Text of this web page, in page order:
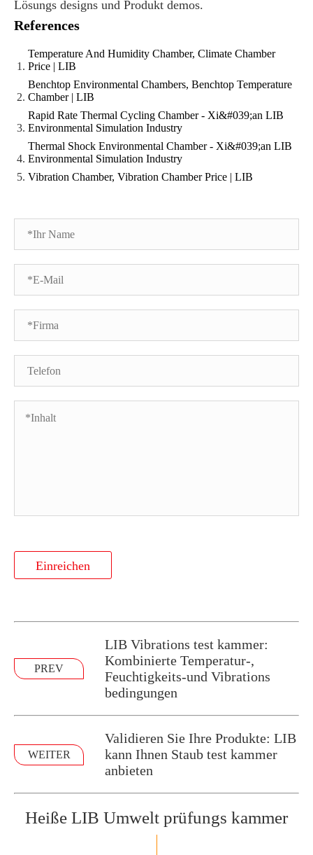
Lösungs designs und Produkt demos.
References
Temperature And Humidity Chamber, Climate Chamber
Price | LIB
Benchtop Environmental Chambers, Benchtop Temperature
Chamber | LIB
Rapid Rate Thermal Cycling Chamber - Xi&#039;an LIB
Environmental Simulation Industry
Thermal Shock Environmental Chamber - Xi&#039;an LIB
Environmental Simulation Industry
Vibration Chamber, Vibration Chamber Price | LIB
Einreichen
PREV
LIB Vibrations test kammer:
Kombinierte Temperatur-,
Feuchtigkeits-und Vibrations
bedingungen
WEITER
Validieren Sie Ihre Produkte: LIB
kann Ihnen Staub test kammer
anbieten
Heiße LIB Umwelt prüfungs kammer